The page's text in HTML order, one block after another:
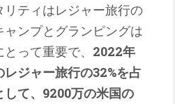
ティはレジャー旅行の
ンプとグランピングは
って重要で、 2022年
ジャー旅行の32%を占
て、9200万の米国の